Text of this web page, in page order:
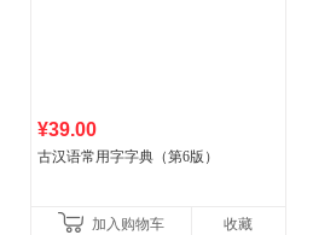
¥39.00
古汉语常用字字典（第6版）
加入购物车 收藏